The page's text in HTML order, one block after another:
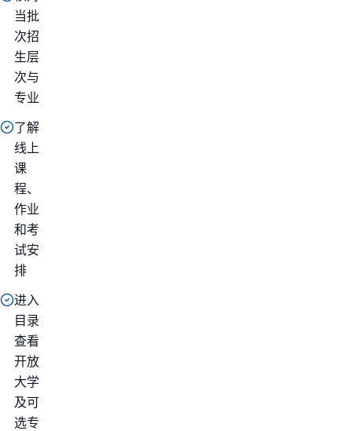
当批
次招
生层
次与
专业
了解
线上
课
程、
作业
和考
试安
排
进入
目录
查看
开放
大学
及可
选专